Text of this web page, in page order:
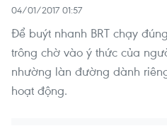
04/01/2017 01:57
Để buýt nhanh BRT chạy
trông chờ vào ý thức của
nhường làn đường dành
hoạt động.